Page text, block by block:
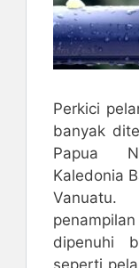
Perkici
banyak
Papua
Kaledonia
dipenuhi